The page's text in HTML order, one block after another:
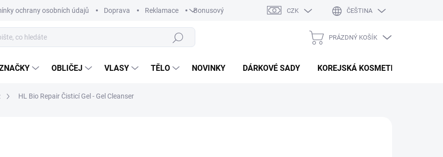
ochrany osobních údajů Doprava Reklamace Bonusový system Hodnocení obchodu
CZK ČEŠTINA
Hledat
KOŠÍK
PRÁZDNÝ KOŠÍK
OBLIČEJ VLASY TĚLO NOVINKY DÁRKOVÉ SADY KOREJSKÁ KOSMETIKA
HL Bio Repair Čisticí Gel - Gel Cleanser